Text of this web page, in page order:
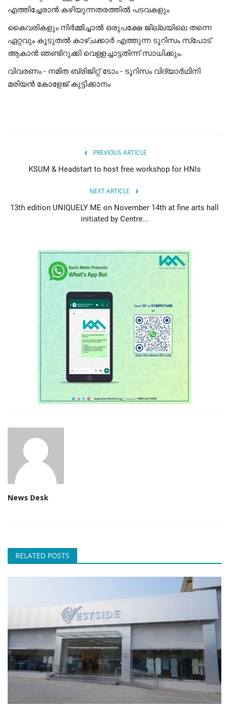
എത്തിച്ചേരാൻ കഴിയുന്നതരത്തിൽ പടവകളും
കൈവരികളും നിർമ്മിച്ചാൽ ഒരുപക്ഷേ ജില്ലയിലെ തന്നെ
ഏറ്റവും കൂടുതൽ കാഴ്ചക്കാർ എത്തുന്ന ടൂറിസം സ്പോട്
ആകാൻ ഞണ്ടിറുക്കി വെള്ളച്ചാട്ടതിന്ന് സാധിക്കും.
വിവരണം - നമിത ബ്രിജിറ്റ് ടോം - ടൂറിസം വിദ്യാർഥിനി
മരിയൻ കോളേജ് കുട്ടിക്കാനം
PREVIOUS ARTICLE
KSUM & Headstart to host free workshop for HNIs
NEXT ARTICLE
13th edition UNIQUELY ME on November 14th at fine arts hall
initiated by Centre...
News Desk
RELATED POSTS